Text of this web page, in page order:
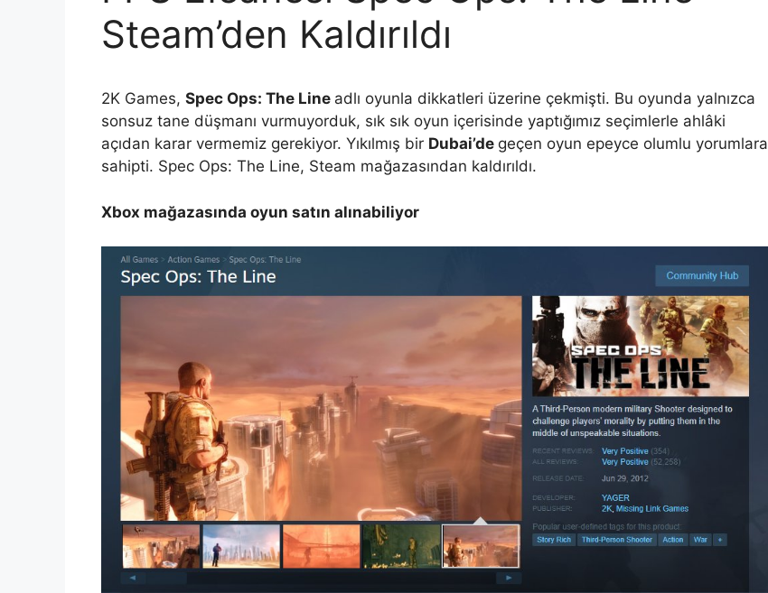
Steam’den Kaldırıldı
2K Games, Spec Ops: The Line adlı oyunla dikkatleri üzerine çekmişti. Bu oyunda yalnızca
sonsuz tane düşmanı vurmuyorduk, sık sık oyun içerisinde yaptığımız seçimlerle ahlâki
açıdan karar vermemiz gerekiyor. Yıkılmış bir Dubai’de geçen oyun epeyce olumlu yorumlara
sahipti. Spec Ops: The Line, Steam mağazasından kaldırıldı.
Xbox mağazasında oyun satın alınabiliyor